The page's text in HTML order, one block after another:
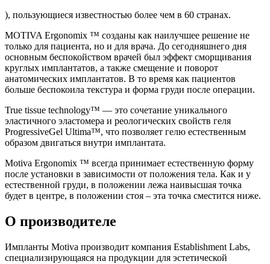
), пользующиеся известностью более чем в 60 странах.
MOTIVA Ergonomix ™ созданы как наилучшее решение не
только для пациента, но и для врача. До сегодняшнего дня
основным беспокойством врачей был эффект сморщивания
круглых имплантатов, а также смещение и поворот
анатомических имплантатов. В то время как пациентов
больше беспокоила текстура и форма груди после операции.
True tissue technology™ — это сочетание уникального
эластичного эластомера и реологических свойств геля
ProgressiveGel Ultima™, что позволяет гелю естественным
образом двигаться внутри имплантата.
Motiva Ergonomix ™ всегда принимает естественную форму
после установки в зависимости от положения тела. Как и у
естественной груди, в положении лежа наивысшая точка
будет в центре, в положении стоя – эта точка сместится ниже.
О производителе
Импланты Motiva производит компания Establishment Labs,
специализирующаяся на продукции для эстетической